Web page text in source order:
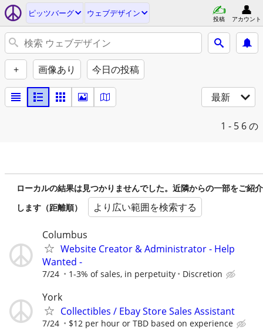
ピッツバーグ ウェブデザイン
投稿 アカウント
+ 画像あり 今日の投稿
最新
1 - 5 6 の
ローカルの結果は見つかりませんでした。近隣からの一部をご紹介
します（距離順）
より広い範囲を検索する
Columbus
Website Creator & Administrator - Help
Wanted -
7/24 1-3% of sales, in perpetuity Discretion
York
Collectibles / Ebay Store Sales Assistant
7/24 $12 per hour or TBD based on experience